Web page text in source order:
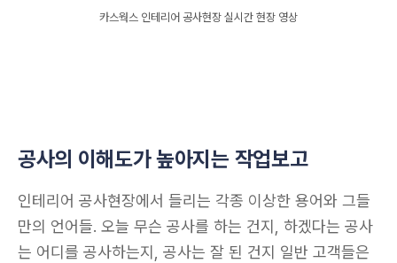
카스웍스 인테리어 공사현장 실시간 현장 영상
공사의 이해도가 높아지는 작업보고
인테리어 공사현장에서 들리는 각종 이상한 용어와 그들
만의 언어들. 오늘 무슨 공사를 하는 건지, 하겠다는 공사
는 어디를 공사하는지, 공사는 잘 된 건지 일반 고객들은